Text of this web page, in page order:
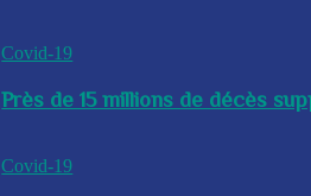
Covid-19
Près de 15 millions de décès
Covid-19